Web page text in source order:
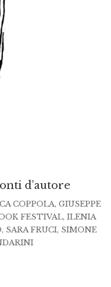
d’autore
COPPOLA, GIUSEPPE
FESTIVAL, ILENIA
, SARA FRUCI, SIMONE